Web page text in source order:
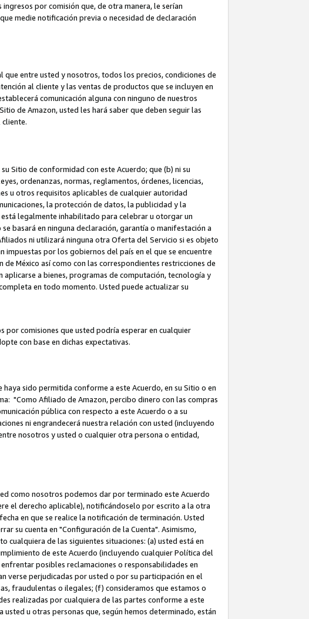
por comisión que, de otra manera, le serían
medie notificación previa o necesidad de declaración
que entre usted y nosotros, todos los precios, condiciones de
al cliente y las ventas de productos que se incluyen en
comunicación alguna con ninguno de nuestros
de Amazon, usted les hará saber que deben seguir las
cliente.
Sitio de conformidad con este Acuerdo; que (b) ni su
ordenanzas, normas, reglamentos, órdenes, licencias,
u otros requisitos aplicables de cualquier autoridad
la protección de datos, la publicidad y la
legalmente inhabilitado para celebrar u otorgar un
basará en ninguna declaración, garantía o manifestación a
ni utilizará ninguna otra Oferta del Servicio si es objeto
impuestas por los gobiernos del país en el que se encuentre
México así como con las correspondientes restricciones de
a bienes, programas de computación, tecnología y
en todo momento. Usted puede actualizar su
por comisiones que usted podría esperar en cualquier
con base en dichas expectativas.
sido permitida conforme a este Acuerdo, en su Sitio o en
"Como Afiliado de Amazon, percibo dinero con las compras
pública con respecto a este Acuerdo o a su
ni engrandecerá nuestra relación con usted (incluyendo
nosotros y usted o cualquier otra persona o entidad,
como nosotros podemos dar por terminado este Acuerdo
el derecho aplicable), notificándoselo por escrito a la otra
en que se realice la notificación de terminación. Usted
su cuenta en "Configuración de la Cuenta". Asimismo,
de las siguientes situaciones: (a) usted está en
de este Acuerdo (incluyendo cualquier Política del
posibles reclamaciones o responsabilidades en
verse perjudicadas por usted o por su participación en el
fraudulentas o ilegales; (f) consideramos que estamos o
realizadas por cualquiera de las partes conforme a este
u otras personas que, según hemos determinado, están